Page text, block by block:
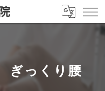
ぎっくり腰